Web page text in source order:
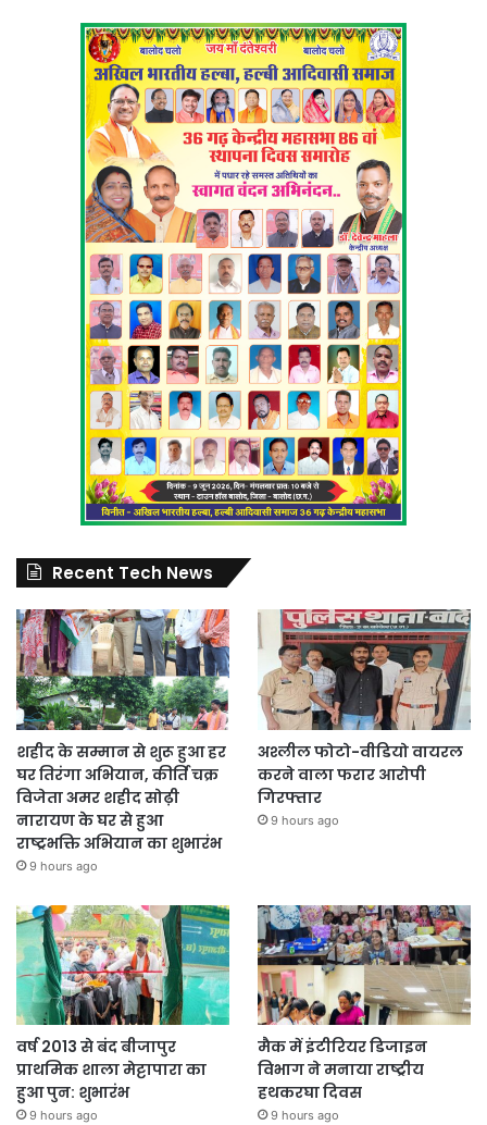
Recent Tech News
शहीद के सम्मान से शुरू हुआ हर
घर तिरंगा अभियान, कीर्ति चक्र
विजेता अमर शहीद सोढ़ी
नारायण के घर से हुआ
राष्ट्रभक्ति अभियान का शुभारंभ
9 hours ago
अश्लील फोटो-वीडियो वायरल
करने वाला फरार आरोपी
गिरफ्तार
9 hours ago
वर्ष 2013 से बंद बीजापुर
प्राथमिक शाला मेट्टापारा का
हुआ पुन: शुभारंभ
9 hours ago
मैक में इंटीरियर डिजाइन
विभाग ने मनाया राष्ट्रीय
हथकरघा दिवस
9 hours ago